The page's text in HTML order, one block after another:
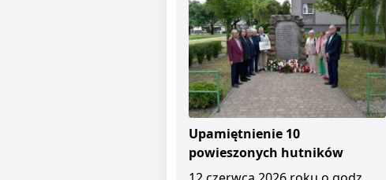
Upamiętnienie 10
powieszonych hutników